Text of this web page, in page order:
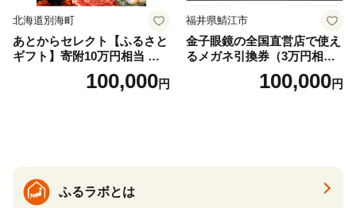
北海道別海町
あとからセレクト【ふるさと
ギフト】寄附10万円相当 あ
とから選べる！ ギフト いく
ら ほたて 海鮮 牛肉 別海町
ギフト ふるさと納税 ）
100,000円
福井県鯖江市
金子眼鏡の全国直営店で使え
るメガネ引換券（3万円相
100,000円
ふるラボとは